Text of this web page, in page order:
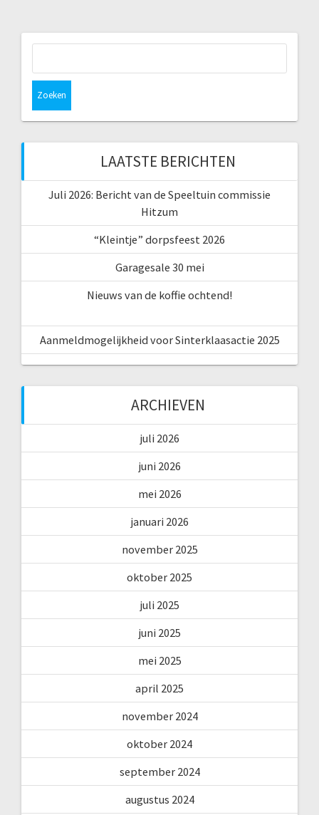
LAATSTE BERICHTEN
Juli 2026: Bericht van de Speeltuin commissie
Hitzum
“Kleintje” dorpsfeest 2026
Garagesale 30 mei
Nieuws van de koffie ochtend!
Aanmeldmogelijkheid voor Sinterklaasactie 2025
ARCHIEVEN
juli 2026
juni 2026
mei 2026
januari 2026
november 2025
oktober 2025
juli 2025
juni 2025
mei 2025
april 2025
november 2024
oktober 2024
september 2024
augustus 2024